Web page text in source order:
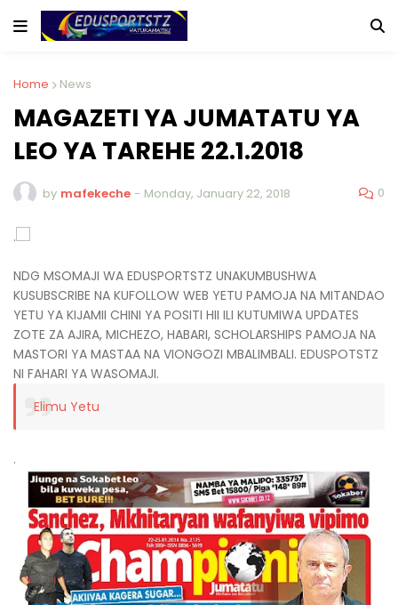
Home News
MAGAZETI YA JUMATATU YA
LEO YA TAREHE 22.1.2018
by mafekeche - Monday, January 22, 2018 0
.
NDG MSOMAJI WA EDUSPORTSTZ UNAKUMBUSHWA
KUSUBSCRIBE NA KUFOLLOW WEB YETU PAMOJA NA MITANDAO
YETU YA KIJAMII CHINI YA POSITI HII ILI KUTUMIWA UPDATES
ZOTE ZA AJIRA, MICHEZO, HABARI, SCHOLARSHIPS PAMOJA NA
MASTORI YA MASTAA NA VIONGOZI MBALIMBALI. EDUSPOTSTZ
NI FAHARI YA WASOMAJI.
Elimu Yetu
.